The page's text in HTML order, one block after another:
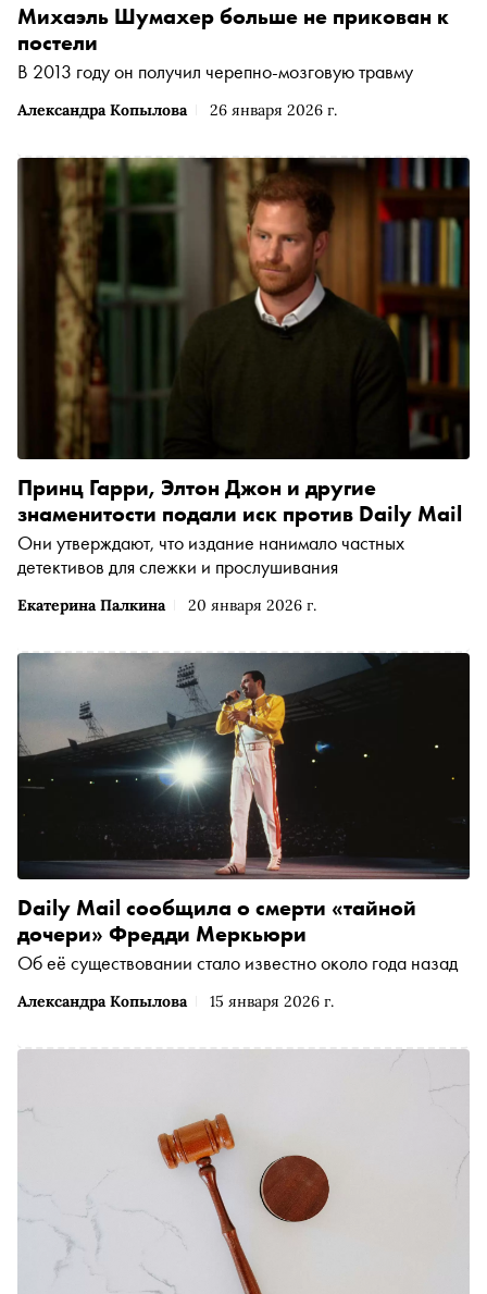
Александра Копылова 26 января 2026 г.
Михаэль Шумахер больше не прикован к
постели
В 2013 году он получил черепно-мозговую травму
Екатерина Палкина 20 января 2026 г.
Принц Гарри, Элтон Джон и другие
знаменитости подали иск против Daily Mail
Они утверждают, что издание нанимало частных
детективов для слежки и прослушивания
Александра Копылова 15 января 2026 г.
Daily Mail сообщила о смерти «тайной
дочери» Фредди Меркьюри
Об её существовании стало известно около года назад